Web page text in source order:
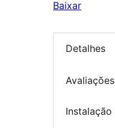
Baixar
Detalhes
Avaliações
Instalação